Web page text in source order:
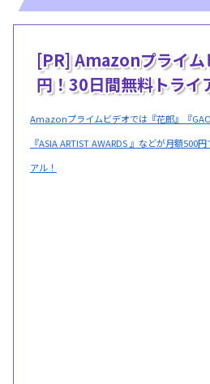
[PR] Amazonプライム
円！30日間無料トライ
Amazonプライムビデオでは『花郎』『
『ASIA ARTIST AWARDS 』などが月額500
アル！